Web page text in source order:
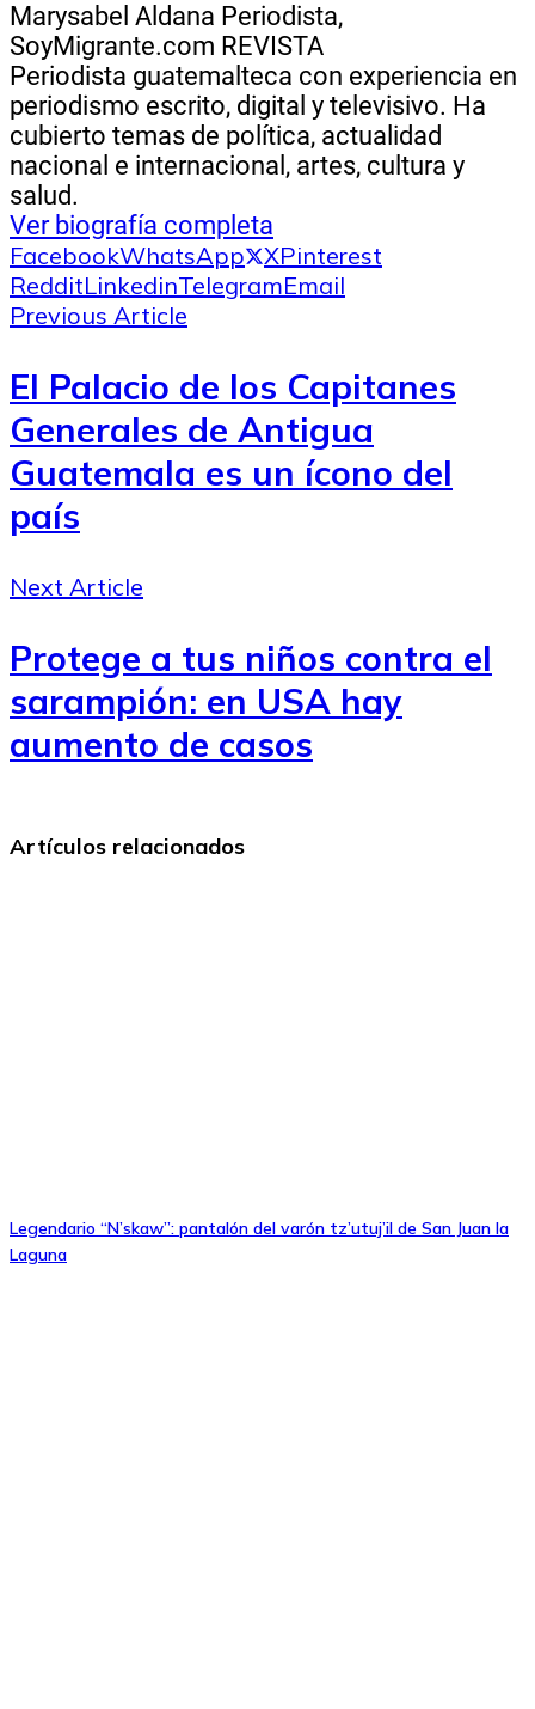
Marysabel Aldana Periodista,
SoyMigrante.com REVISTA
Periodista guatemalteca con experiencia en
periodismo escrito, digital y televisivo. Ha
cubierto temas de política, actualidad
nacional e internacional, artes, cultura y
salud.
Ver biografía completa
FacebookWhatsApp XPinterest
RedditLinkedinTelegramEmail
Previous Article
El Palacio de los Capitanes
Generales de Antigua
Guatemala es un ícono del
país
Next Article
Protege a tus niños contra el
sarampión: en USA hay
aumento de casos
Artículos relacionados
Legendario “N’skaw”: pantalón del varón tz’utuj’il de San Juan la
Laguna